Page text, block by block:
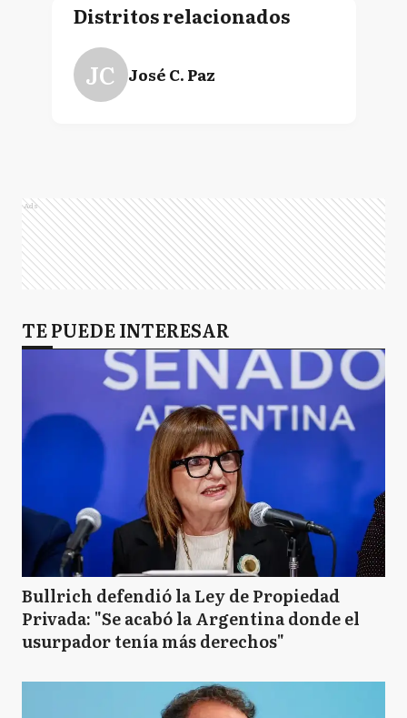
Distritos relacionados
JC José C. Paz
Ads
TE PUEDE INTERESAR
Bullrich defendió la Ley de Propiedad
Privada: "Se acabó la Argentina donde el
usurpador tenía más derechos"